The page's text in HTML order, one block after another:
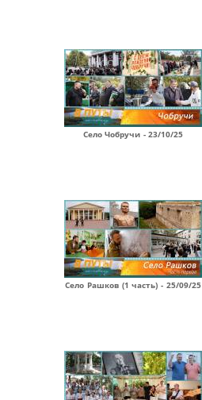
Село Чобручи - 23/10/25
Село Рашков (1 часть) - 25/09/25